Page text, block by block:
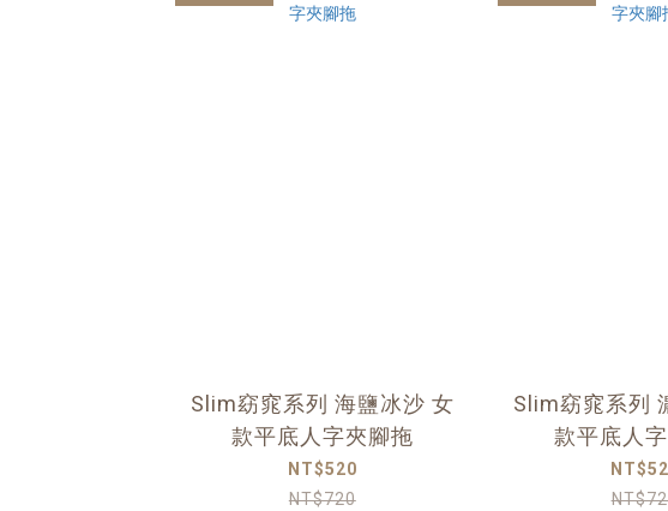
Slim窈窕系列 海鹽冰沙 女
款平底人字夾腳拖
NT$520
NT$720
Slim窈窕系列
款平底人